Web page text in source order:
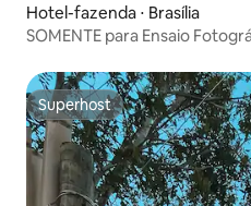
Hotel-fazenda ⋅ Brasília
SOMENTE para Ensaio
Superhost
Superhost